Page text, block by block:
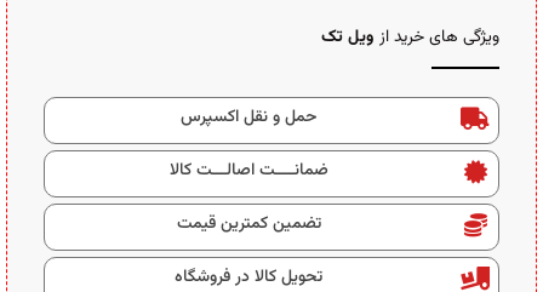
ویژگی های خرید از ویل تک
حمل و نقل اکسپرس
ضمانــــت اصالـــت کالا
تضمین کمترین قیمت
تحویل کالا در فروشگاه